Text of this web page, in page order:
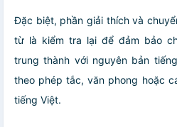
Đặc biệt, phần giải thích và
từ là kiểm tra lại để đảm bảo
trung thành với nguyên bản
theo phép tắc, văn phong hoặc
tiếng Việt.